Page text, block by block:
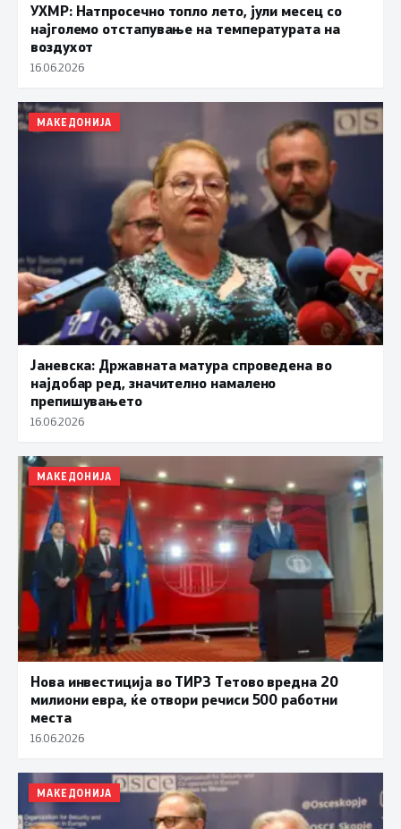
УХМР: Натпросечно топло лето, јули месец со
најголемо отстапување на температурата на
воздухот
16.06.2026
МАКЕДОНИЈА
Јаневска: Државната матура спроведена во
најдобар ред, значително намалено
препишувањето
16.06.2026
МАКЕДОНИЈА
Нова инвестиција во ТИРЗ Тетово вредна 20
милиони евра, ќе отвори речиси 500 работни
места
16.06.2026
МАКЕДОНИЈА